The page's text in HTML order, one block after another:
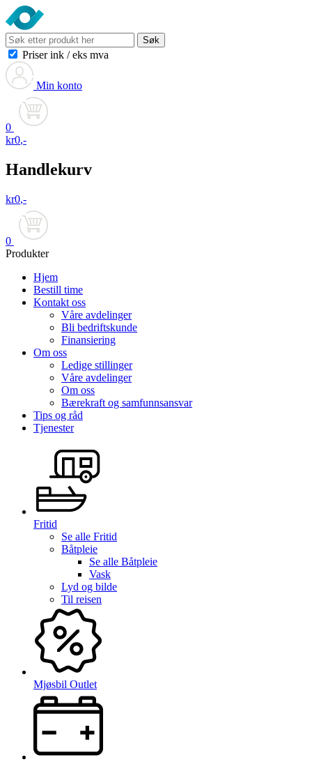
Søk
Priser ink / eks mva
Min konto
0
kr0,-
Handlekurv
kr0,-
0
Produkter
Hjem
Bestill time
Kontakt oss
Våre avdelinger
Bli bedriftskunde
Finansiering
Om oss
Ledige stillinger
Våre avdelinger
Om oss
Bærekraft og samfunnsansvar
Tips og råd
Tjenester
Fritid
Se alle Fritid
Båtpleie
Se alle Båtpleie
Vask
Lyd og bilde
Til reisen
Mjøsbil Outlet